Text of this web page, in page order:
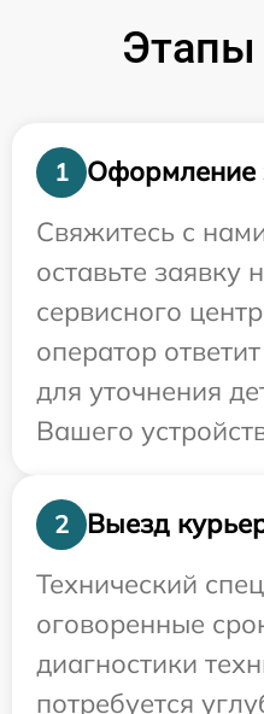
Этапы
1
Оформление
Свяжитесь с
оставьте заявку
сервисного
оператор
для уточнения
Вашего
2
Выезд
Технический
оговоренные
диагностики
потребуется